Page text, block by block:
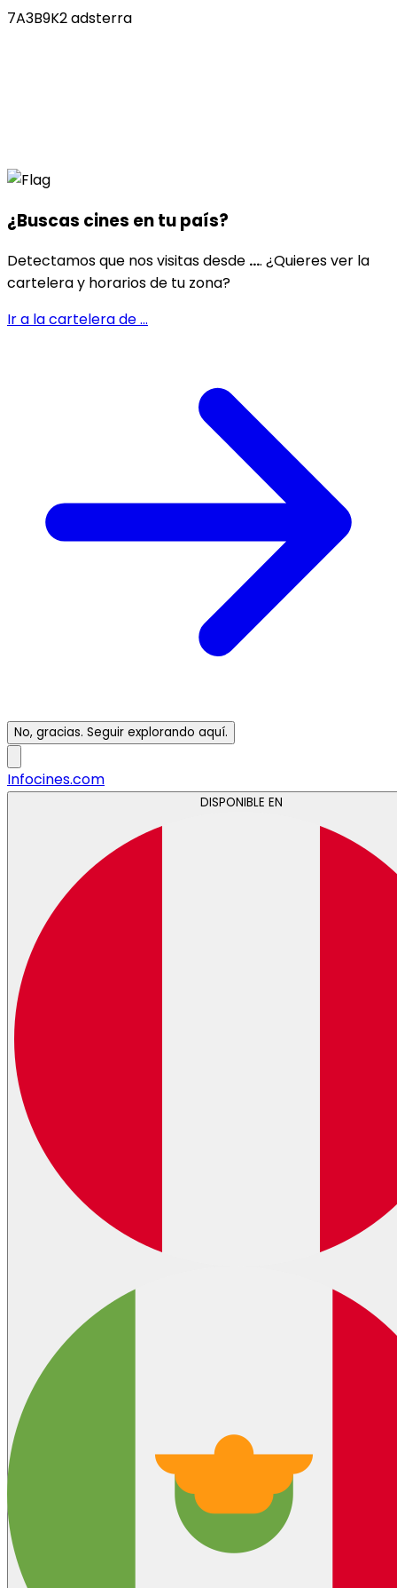
7A3B9K2 adsterra
¿Buscas cines entu país?
Detectamos que nos visitas desde .... ¿Quieres ver la
cartelera y horarios de tu zona?
Ir a la cartelera de...
No, gracias. Seguir explorando aquí.
Infocines.com
DISPONIBLE EN